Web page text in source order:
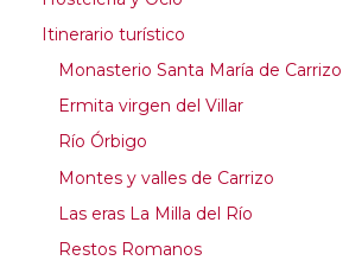
Itinerario turístico
Monasterio Santa María de Carrizo
Ermita virgen del Villar
Río Órbigo
Montes y valles de Carrizo
Las eras La Milla del Río
Restos Romanos